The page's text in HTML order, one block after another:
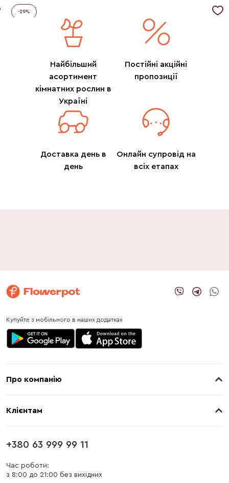
-29%
Найбільший
асортимент
кімнатних рослин в
Україні
Постійні акційні
пропозиції
Доставка день в
день
Онлайн супровід на
всіх етапах
Купуйте з мобільного в наших додатках
Про компанію
Клієнтам
Оплата
Блог
+380 63 999 99 11
Час роботи:
з 8:00 до 21:00 без вихідних